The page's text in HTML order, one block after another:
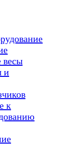
весы
и
к